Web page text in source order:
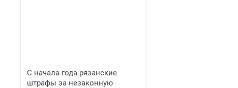
С начала года рязанские
штрафы за незаконную